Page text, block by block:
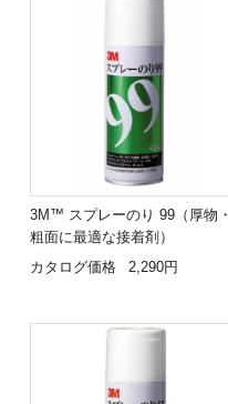
3M™ スプレーのり 99（厚物・
粗面に最適な接着剤）
カタログ価格
2,290円